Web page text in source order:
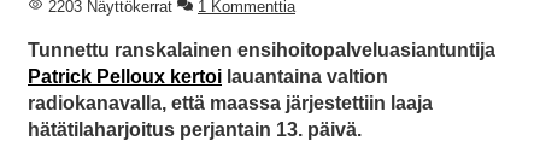
2203 Näyttökerrat
1 Kommenttia
Tunnettu ranskalainen ensihoitopalveluasiantuntija
Patrick Pelloux kertoi lauantaina valtion
radiokanavalla, että maassa järjestettiin laaja
hätätilaharjoitus perjantain 13. päivä.